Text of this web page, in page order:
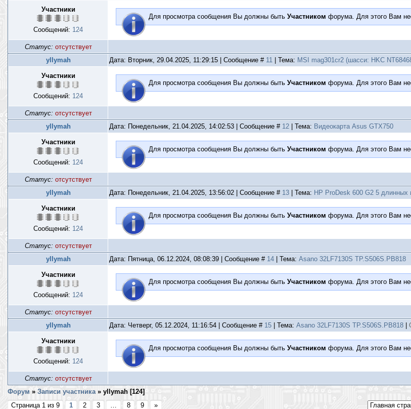
Участники
Сообщений: 124
Для просмотра сообщения Вы должны быть Участником форума. Для этого Вам
Статус: отсутствует
yllymah
Дата: Вторник, 29.04.2025, 11:29:15 | Сообщение # 11 | Тема: MSI mag301cr2 (шасси: HKC
Участники
Сообщений: 124
Для просмотра сообщения Вы должны быть Участником форума. Для этого Вам
Статус: отсутствует
yllymah
Дата: Понедельник, 21.04.2025, 14:02:53 | Сообщение # 12 | Тема: Видеокарта Asus GTX750
Участники
Сообщений: 124
Для просмотра сообщения Вы должны быть Участником форума. Для этого Вам
Статус: отсутствует
yllymah
Дата: Понедельник, 21.04.2025, 13:56:02 | Сообщение # 13 | Тема: HP ProDesk 600 G2 5 длинных
Участники
Сообщений: 124
Для просмотра сообщения Вы должны быть Участником форума. Для этого Вам
Статус: отсутствует
yllymah
Дата: Пятница, 06.12.2024, 08:08:39 | Сообщение # 14 | Тема: Asano 32LF7130S TP.S506S.PB818
Участники
Сообщений: 124
Для просмотра сообщения Вы должны быть Участником форума. Для этого Вам
Статус: отсутствует
yllymah
Дата: Четверг, 05.12.2024, 11:16:54 | Сообщение # 15 | Тема: Asano 32LF7130S TP.S506S.PB818
Участники
Сообщений: 124
Для просмотра сообщения Вы должны быть Участником форума. Для этого Вам
Статус: отсутствует
Форум » Записи участника » yllymah [124]
Страница 1 из 9 1 2 3 … 8 9
»